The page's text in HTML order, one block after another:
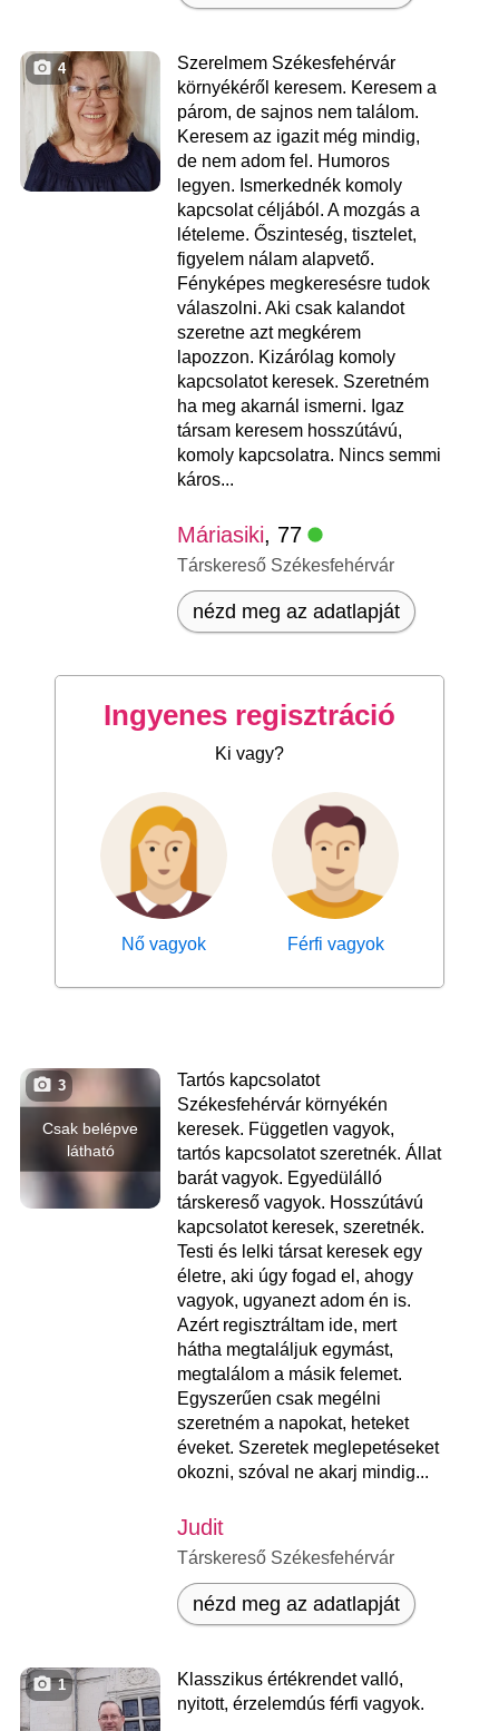
4
Szerelmem Székesfehérvár
környékéről keresem. Keresem a
párom, de sajnos nem találom.
Keresem az igazit még mindig,
de nem adom fel. Humoros
legyen. Ismerkednék komoly
kapcsolat céljából. A mozgás a
lételeme. Őszinteség, tisztelet,
figyelem nálam alapvető.
Fényképes megkeresésre tudok
válaszolni. Aki csak kalandot
szeretne azt megkérem
lapozzon. Kizárólag komoly
kapcsolatot keresek. Szeretném
ha meg akarnál ismerni. Igaz
társam keresem hosszútávú,
komoly kapcsolatra. Nincs semmi
káros...
Máriasiki, 77
Társkereső Székesfehérvár
nézd meg az adatlapját
Ingyenes regisztráció
Ki vagy?
Nő vagyok Férfi vagyok
Csak belépve
látható
3
Tartós kapcsolatot
Székesfehérvár környékén
keresek. Független vagyok,
tartós kapcsolatot szeretnék. Állat
barát vagyok. Egyedülálló
társkereső vagyok. Hosszútávú
kapcsolatot keresek, szeretnék.
Testi és lelki társat keresek egy
életre, aki úgy fogad el, ahogy
vagyok, ugyanezt adom én is.
Azért regisztráltam ide, mert
hátha megtaláljuk egymást,
megtalálom a másik felemet.
Egyszerűen csak megélni
szeretném a napokat, heteket
éveket. Szeretek meglepetéseket
okozni, szóval ne akarj mindig...
Judit
Társkereső Székesfehérvár
nézd meg az adatlapját
1
Klasszikus értékrendet valló,
nyitott, érzelemdús férfi vagyok.